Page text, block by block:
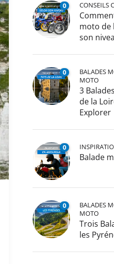
0 CONSEILS
moto de
son
0 BALADES
MOTO
3
de la
Explorer
0
Balade
0 BALADES
MOTO
Trois
les